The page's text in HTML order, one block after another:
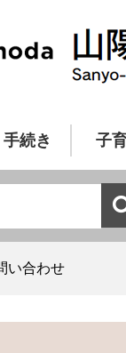
続き 子
い合わせ